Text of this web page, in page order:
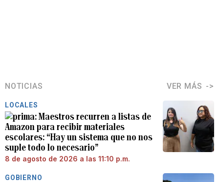
NOTICIAS VER MÁS
LOCALES
Maestros recurren a listas de
Amazon para recibir materiales
escolares: “Hay un sistema que no nos
suple todo lo necesario”
8 de agosto de 2026 a las 11:10 p.m.
GOBIERNO